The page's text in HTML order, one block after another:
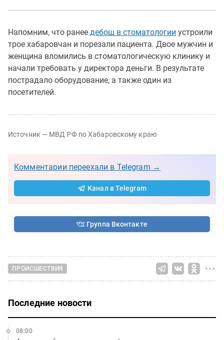
Напомним, что ранее дебош в стоматологии устроили
трое хабаровчан и порезали пациента. Двое мужчин и
женщина вломились в стоматологическую клинику и
начали требовать у директора деньги. В результате
пострадало оборудование, а также один из
посетителей.
Источник — МВД РФ по Хабаровскому краю
Комментарии переехали в Telegram →
Канал в Telegram
Группа Вконтакте
ПРОИСШЕСТВИЯ
Последние новости
08:00